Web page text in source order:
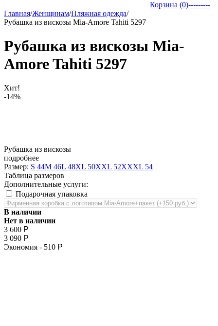
Корзина (0)---------
Главная/Женщинам/Пляжная одежда/
Рубашка из вискозы Mia-Amore Tahiti 5297
Рубашка из вискозы Mia-
Amore Tahiti 5297
Хит!
-14%
Рубашка из вискозы
подробнее
Размер: S 44M 46L 48XL 50XXL 52XXXL 54
Таблица размеров
Дополнительные услуги:
Подарочная упаковка
В наличии
Нет в наличии
3 600 Р
3 090 Р
Экономия - 510 Р